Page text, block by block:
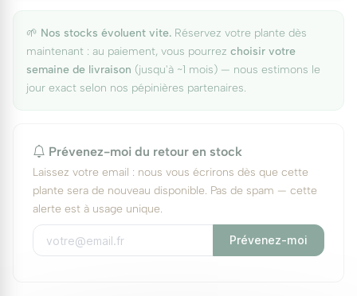
🌱 Nos stocks évoluent vite. Réservez votre plante dès
maintenant : au paiement, vous pourrez choisir votre
semaine de livraison (jusqu'à ~1 mois) — nous estimons le
jour exact selon nos pépinières partenaires.
Prévenez-moi du retour en stock
Laissez votre email : nous vous écrirons dès que cette
plante sera de nouveau disponible. Pas de spam — cette
alerte est à usage unique.
Prévenez-moi